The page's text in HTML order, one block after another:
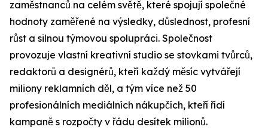
zaměstnanců na celém světě, které spojují společné
hodnoty zaměřené na výsledky, důslednost, profesní
růst a silnou týmovou spolupráci. Společnost
provozuje vlastní kreativní studio se stovkami tvůrců,
redaktorů a designérů, kteří každý měsíc vytvářejí
miliony reklamních děl, a tým více než 50
profesionálních mediálních nákupčích, kteří řídí
kampaně s rozpočty v řádu desítek milionů.